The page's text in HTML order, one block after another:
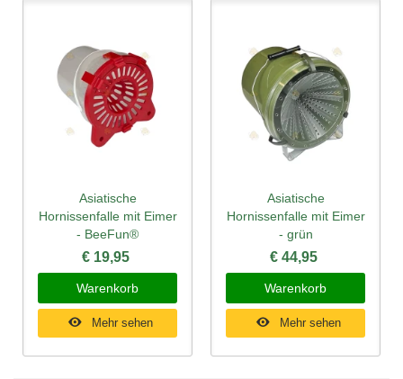
Asiatische
Hornissenfalle mit Eimer
- BeeFun®
€ 19,95
Warenkorb
Mehr sehen
Asiatische
Hornissenfalle mit Eimer
- grün
€ 44,95
Warenkorb
Mehr sehen